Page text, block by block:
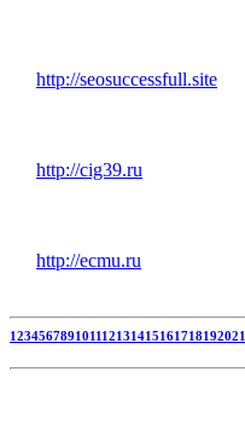
http://seosuccessfull.site
http://cig39.ru
http://ecmu.ru
123456789101112131415161718192021